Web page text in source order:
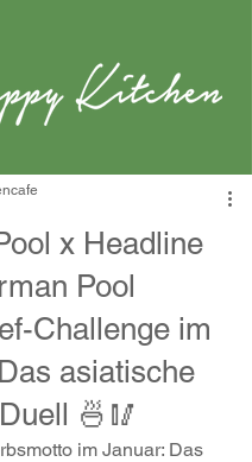
x Headline
Pool
Challenge im
asiatische
🍜🥢
im Januar: Das